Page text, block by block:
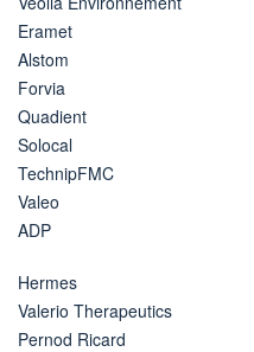
Eramet
Alstom
Forvia
Quadient
Solocal
TechnipFMC
Valeo
ADP
Hermes
Valerio Therapeutics
Pernod Ricard